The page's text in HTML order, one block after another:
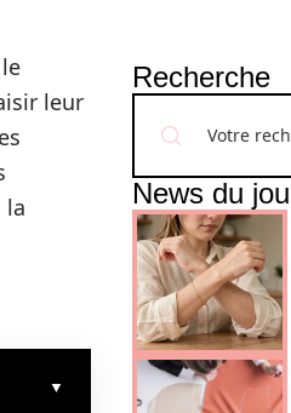
leur
la
Recherche
News du